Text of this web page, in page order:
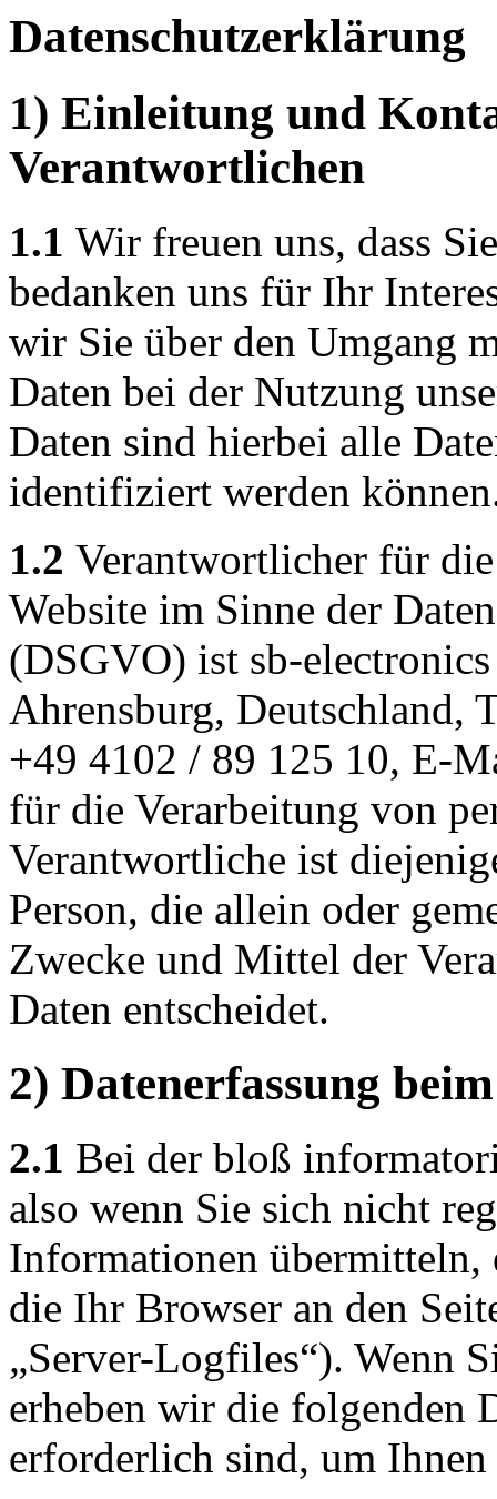
Datenschutzerklärung
1) Einleitung und
Verantwortlichen
1.1 Wir freuen uns, dass
bedanken uns für Ihr
wir Sie über den Umgang
Daten bei der Nutzung
Daten sind hierbei alle
identifiziert werden
1.2 Verantwortlicher für
Website im Sinne der
(DSGVO) ist sb-
Ahrensburg, Deutschland,
+49 4102 / 89 125 10, E-
für die Verarbeitung von
Verantwortliche ist
Person, die allein oder
Zwecke und Mittel der
Daten entscheidet.
2) Datenerfassung
2.1 Bei der bloß
also wenn Sie sich nicht
Informationen übermitteln,
die Ihr Browser an den
„Server-Logfiles“). Wenn
erheben wir die folgenden
erforderlich sind, um Ihnen